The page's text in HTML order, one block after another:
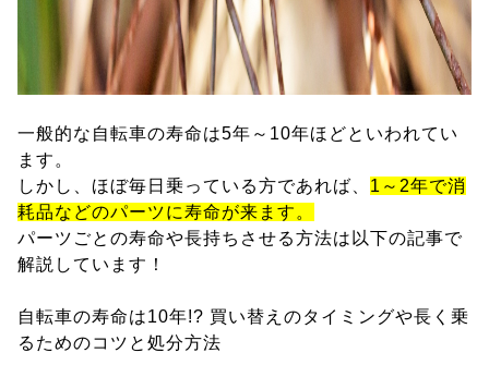
一般的な自転車の寿命は5年～10年ほどといわれてい
ます。
しかし、ほぼ毎日乗っている方であれば、 1～2年で消
耗品などのパーツに寿命が来ます。
パーツごとの寿命や長持ちさせる方法は以下の記事で
解説しています！
自転車の寿命は10年!? 買い替えのタイミングや長く乗
るためのコツと処分方法